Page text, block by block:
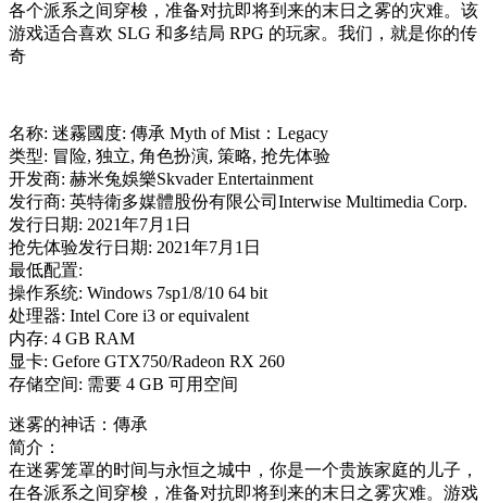
各个派系之间穿梭，准备对抗即将到来的末日之雾的灾难。该
游戏适合喜欢 SLG 和多结局 RPG 的玩家。我们，就是你的传
奇
名称: 迷霧國度: 傳承 Myth of Mist：Legacy
类型: 冒险, 独立, 角色扮演, 策略, 抢先体验
开发商: 赫米兔娛樂Skvader Entertainment
发行商: 英特衛多媒體股份有限公司Interwise Multimedia Corp.
发行日期: 2021年7月1日
抢先体验发行日期: 2021年7月1日
最低配置:
操作系统: Windows 7sp1/8/10 64 bit
处理器: Intel Core i3 or equivalent
内存: 4 GB RAM
显卡: Gefore GTX750/Radeon RX 260
存储空间: 需要 4 GB 可用空间
迷雾的神话：傳承
简介：
在迷雾笼罩的时间与永恒之城中，你是一个贵族家庭的儿子，
在各派系之间穿梭，准备对抗即将到来的末日之雾灾难。游戏